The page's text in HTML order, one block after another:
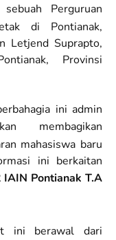
Perguruan
di Pontianak,
Letjend Suprapto,
Provinsi
ini admin
membagikan
mahasiswa baru
ini berkaitan
Pontianak T.A
ini berawal dari